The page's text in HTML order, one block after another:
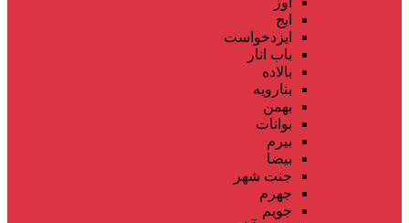
ایج
ایزدخواست
باب انار
بالاده
بنارویه
بهمن
بوانات
بیرم
بیضا
جنت شهر
جهرم
جویم